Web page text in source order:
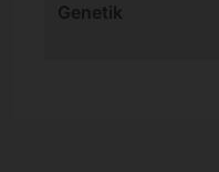
Genetik